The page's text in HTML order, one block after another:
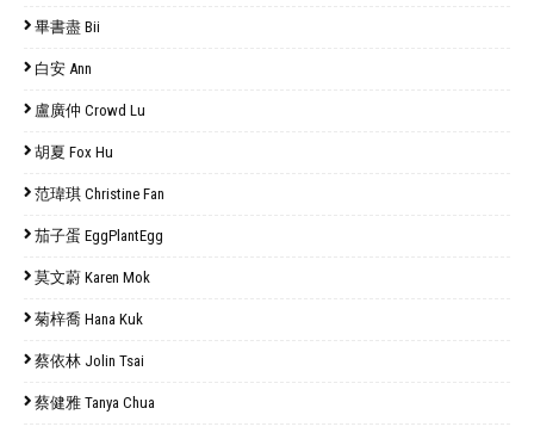
畢書盡 Bii
白安 Ann
盧廣仲 Crowd Lu
胡夏 Fox Hu
范瑋琪 Christine Fan
茄子蛋 EggPlantEgg
莫文蔚 Karen Mok
菊梓喬 Hana Kuk
蔡依林 Jolin Tsai
蔡健雅 Tanya Chua